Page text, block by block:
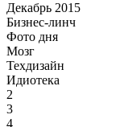
Декабрь 2015
Бизнес-линч
Фото дня
Мозг
Техдизайн
Идиотека
2
3
4